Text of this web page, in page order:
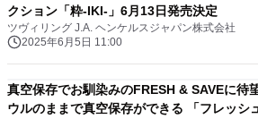
クション「粋-IKI-」6月13日発売決定
ツヴィリング J.A. ヘンケルスジャパン株式会社
2025年6月5日 11:00
真空保存でお馴染みのFRESH & SAVEに待
ウルのままで真空保存ができる 「フレッ